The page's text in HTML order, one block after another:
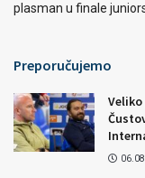
plasman u finale
Preporučujemo
Veliko